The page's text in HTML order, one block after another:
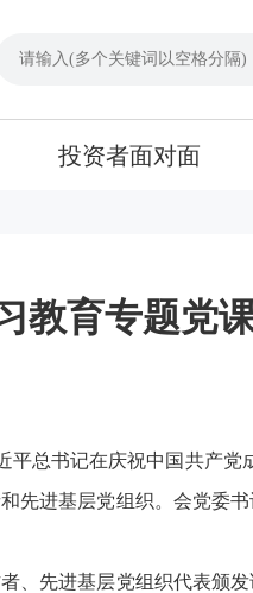
投资者面对面
教育专题党
总书记在庆祝中国共产党
先进基层党组织。会党委
、先进基层党组织代表颁